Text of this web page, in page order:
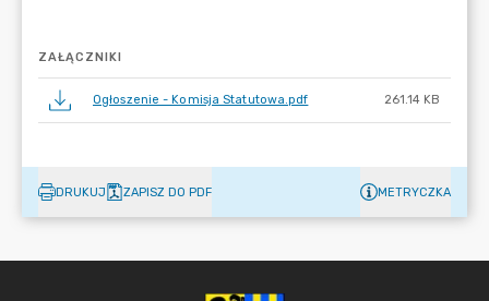
ZAŁĄCZNIKI
Ogłoszenie - Komisja Statutowa.pdf 261.14 KB
DRUKUJ ZAPISZ DO PDF METRYCZKA